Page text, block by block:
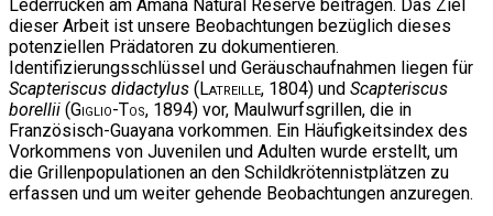
Lederrücken am Amana Natural Reserve beitragen. Das Ziel
dieser Arbeit ist unsere Beobachtungen bezüglich dieses
potenziellen Prädatoren zu dokumentieren.
Identifizierungsschlüssel und Geräuschaufnahmen liegen für
Scapteriscus didactylus (Latreille, 1804) und Scapteriscus
borellii (Giglio-Tos, 1894) vor, Maulwurfsgrillen, die in
Französisch-Guayana vorkommen. Ein Häufigkeitsindex des
Vorkommens von Juvenilen und Adulten wurde erstellt, um
die Grillenpopulationen an den Schildkrötennistplätzen zu
erfassen und um weiter gehende Beobachtungen anzuregen.